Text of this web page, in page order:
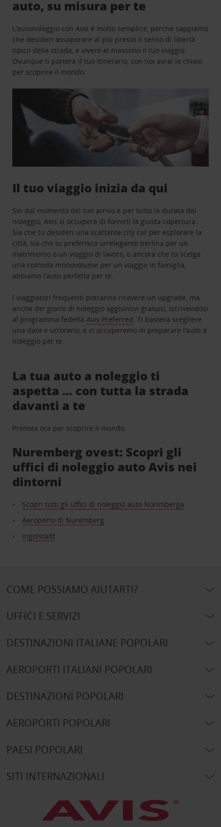
auto, su misura per te
L’autonoleggio con Avis è molto semplice, perchè sappiamo
che desideri assaporare al più presto il senso di libertà
tipico della strada, e vivere al massimo il tuo viaggio.
Ovunque ti porterà il tuo itinerario, con noi avrai le chiavi
per scoprire il mondo.
Il tuo viaggio inizia da qui
Sin dal momento del tuo arrivo e per tutta la durata del
noleggio, Avis si occuperà di fornirti la giusta copertura.
Sia che tu desideri una scattante city car per esplorare la
città, sia che tu preferisca un’elegante berlina per un
matrimonio o un viaggio di lavoro, o ancora che tu scelga
una comoda monovolume per un viaggio in famiglia,
abbiamo l’auto perfetta per te.
I viaggiatori frequenti potranno ricevere un upgrade, ma
anche dei giorni di noleggio aggiuntivi gratuiti, iscrivendosi
al programma fedeltàAvis Preferred. Ti basterà scegliere
una data e un’orario, e ci occuperemo di preparare l’auto a
noleggio per te.
La tua auto a noleggio ti
aspetta … con tutta la strada
davanti a te
Prenota ora per scoprire il mondo.
Nuremberg ovest: Scopri gli
uffici di noleggio auto Avis nei
dintorni
Scopri tutti gli uffici di noleggio auto Norimberga
Aeroporto di Nuremberg
Ingolstadt
COME POSSIAMO AIUTARTI?
UFFICI E SERVIZI
DESTINAZIONI ITALIANE POPOLARI
AEROPORTI ITALIANI POPOLARI
DESTINAZIONI POPOLARI
AEROPORTI POPOLARI
PAESI POPOLARI
SITI INTERNAZIONALI